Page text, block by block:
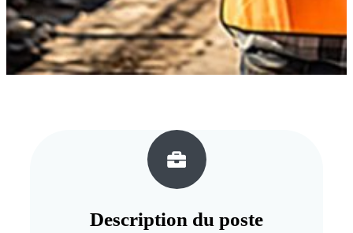
Description du poste